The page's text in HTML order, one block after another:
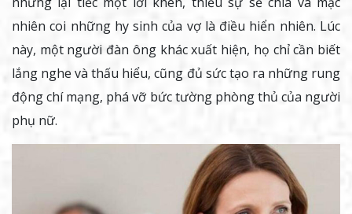
nhiên coi những hy sinh của vợ là điều hiển nhiên. Lúc
này, một người đàn ông khác xuất hiện, họ chỉ cần biết
lắng nghe và thấu hiểu, cũng đủ sức tạo ra những rung
động chí mạng, phá vỡ bức tường phòng thủ của người
phụ nữ.